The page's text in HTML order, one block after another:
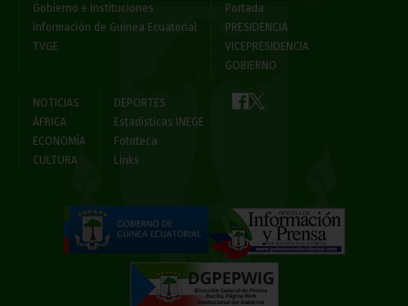
Gobierno e Instituciones
Información de Guinea Ecuatorial
TVGE
Portada
PRESIDENCIA
VICEPRESIDENCIA
GOBIERNO
NOTICIAS
ÁFRICA
ECONOMÍA
CULTURA
DEPORTES
Estadísticas INEGE
Fototeca
Links